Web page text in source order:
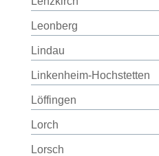
Leonberg
Lindau
Linkenheim-Hochstetten
Löffingen
Lorch
Lorsch